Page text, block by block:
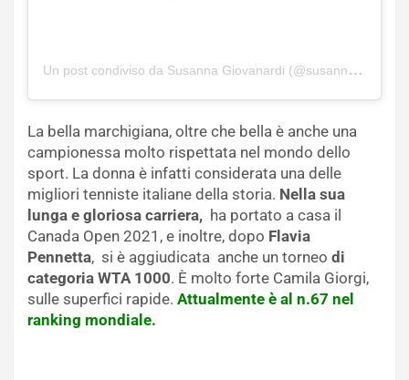
Un post condiviso da Susanna Giovanardi (@susannagiovanardi)
La bella marchigiana, oltre che bella è anche una
campionessa molto rispettata nel mondo dello
sport. La donna è infatti considerata una delle
migliori tenniste italiane della storia. Nella sua
lunga e gloriosa carriera, ha portato a casa il
Canada Open 2021, e inoltre, dopo Flavia
Pennetta, si è aggiudicata anche un torneo di
categoria WTA 1000. È molto forte Camila Giorgi,
sulle superfici rapide. Attualmente è al n.67 nel
ranking mondiale.